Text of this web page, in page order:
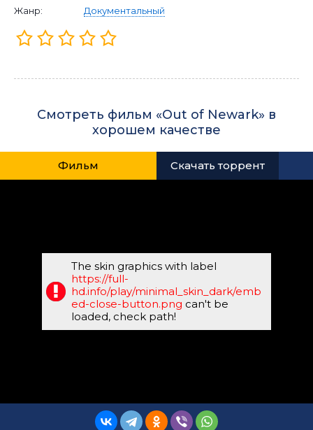
Жанр:
Документальный
Смотреть фильм «Out of Newark» в
хорошем качестве
Фильм Скачать торрент
The skin graphics with label
https://full-
hd.info/play/minimal_skin_dark/emb
ed-close-button.png can't be
loaded, check path!